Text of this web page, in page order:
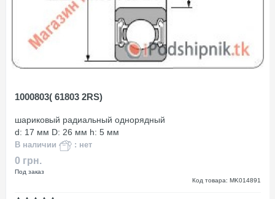
1000803( 61803 2RS)
шариковый радиальный однорядный
d: 17 мм D: 26 мм h: 5 мм
В наличии : нет
0 грн.
Под заказ
Код товара: MK014891